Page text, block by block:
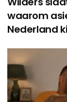
waarom
Nederland